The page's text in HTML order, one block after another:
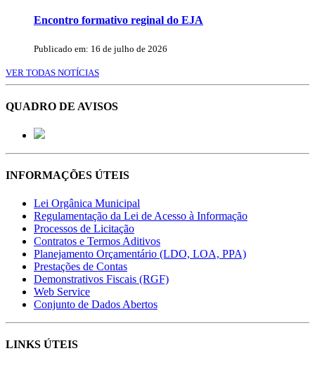
Encontro formativo reginal do EJA
Publicado em: 16 de julho de 2026
VER TODAS NOTÍCIAS
QUADRO DE AVISOS
INFORMAÇÕES ÚTEIS
Lei Orgânica Municipal
Regulamentação da Lei de Acesso à Informação
Processos de Licitação
Contratos e Termos Aditivos
Planejamento Orçamentário (LDO, LOA, PPA)
Prestações de Contas
Demonstrativos Fiscais (RGF)
Web Service
Conjunto de Dados Abertos
LINKS ÚTEIS